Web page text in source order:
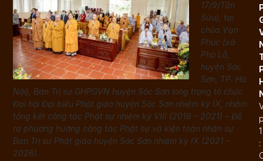
17/9/Tân
Sửu), tại
chùa Vạn
Phúc (xã
Phù Lỗ,
huyện Sóc
Sơn, TP. Hà
Nội), Ban Trị sự GHPGVN huyện Sóc Sơn long trọng tổ chức
Đại hội Đại biểu Phật giáo huyện Sóc Sơn nhiệm kỳ IX, nhằm
tổng kết công tác Phật sự nhiệm kỳ VIII (2016 – 2021) – Đề
ra phương hướng công tác Phật sự và kiện toàn nhân sự
Ban Trị sự Phật giáo huyện Sóc Sơn nhiệm kỳ IX (2021 –
2026).
1
: